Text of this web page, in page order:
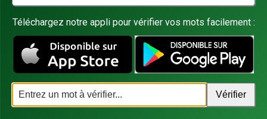
Téléchargez notre appli pour vérifier vos mots facilement :